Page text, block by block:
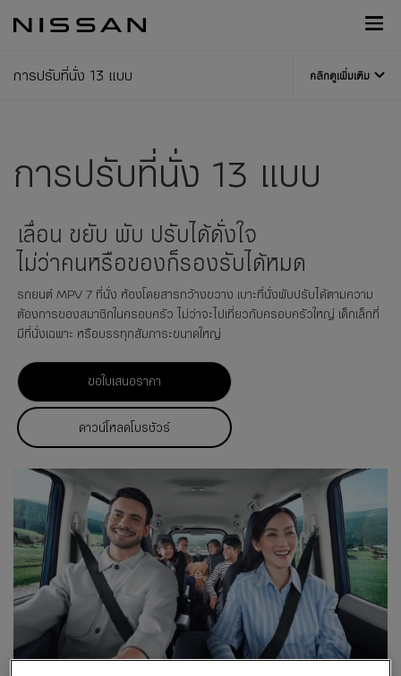
Footer
การปรับที่นั่ง 13 แบบ คลิกดูเพิ่มเติม
การปรับที่นั่ง 13 แบบ
เลื่อน ขยับ พับ ปรับได้ดั่งใจ
ไม่ว่าคนหรือของก็รองรับได้หมด
รถยนต์ MPV 7 ที่นั่ง ห้องโดยสารกว้างขวาง เบาะที่นั่งพับปรับได้ตามความ
ต้องการของสมาชิกในครอบครัว ไม่ว่าจะไปเที่ยวกับครอบครัวใหญ่ เด็กเล็กที่
มีที่นั่งเฉพาะ หรือบรรทุกสัมภาระขนาดใหญ่
ขอใบเสนอราคา
ดาวน์โหลดโบรชัวร์